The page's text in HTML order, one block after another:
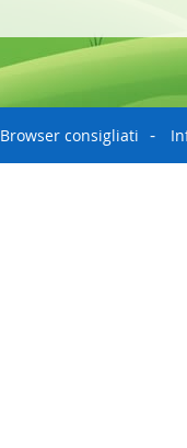
Browser consigliati